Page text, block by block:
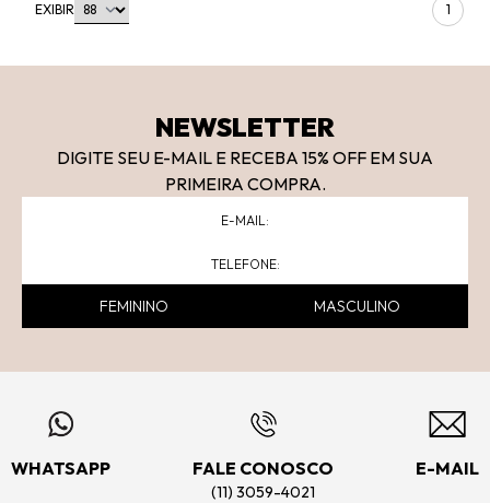
EXIBIR 1
NEWSLETTER
DIGITE SEU E-MAIL E RECEBA 15% OFF EM SUA
PRIMEIRA COMPRA.
FEMININO MASCULINO
WHATSAPP FALE CONOSCO
(11) 3059-4021
E-MAIL